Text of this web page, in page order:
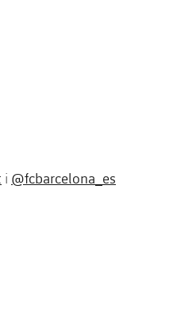
i @fcbarcelona_es